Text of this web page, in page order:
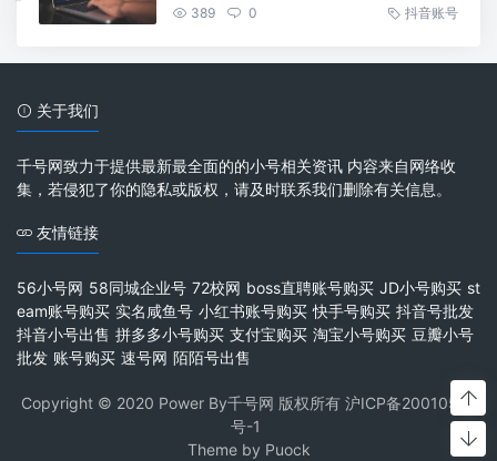
389 0 抖音账号
关于我们
千号网致力于提供最新最全面的的小号相关资讯 内容来自网络收
集，若侵犯了你的隐私或版权，请及时联系我们删除有关信息。
友情链接
56小号网 58同城企业号 72校网 boss直聘账号购买 JD小号购买 st
eam账号购买 实名咸鱼号 小红书账号购买 快手号购买 抖音号批发
抖音小号出售 拼多多小号购买 支付宝购买 淘宝小号购买 豆瓣小号
批发 账号购买 速号网 陌陌号出售
Copyright © 2020 Power By千号网 版权所有 沪ICP备20010537
号-1
Theme by Puock